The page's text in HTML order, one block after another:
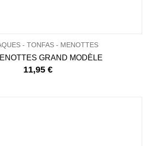
- TONFAS - MENOTTES
GRAND MODÈLE
11,95 €